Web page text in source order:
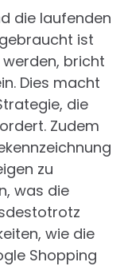
die laufenden
ist
bricht
Dies macht
die
Zudem
zu
was die
wie die
Shopping